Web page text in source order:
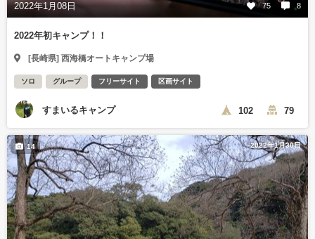
2022年1月08日 75 8
2022年初キャンプ！！
[長崎県] 西海橋オートキャンプ場
ソロ グループ フリーサイト 区画サイト
すまいるキャンプ 102 79
2022年1月30日
14